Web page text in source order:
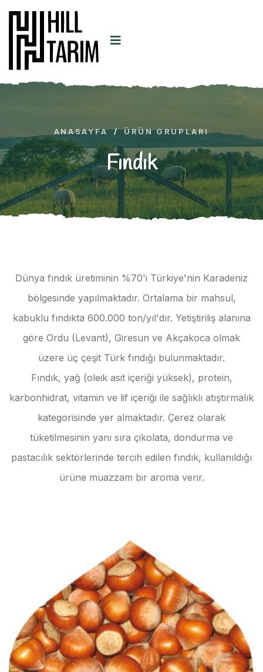
ANASAYFA / ÜRÜN GRUPLARI
Fındık
Dünya fındık üretiminin %70'i Türkiye'nin Karadeniz
bölgesinde yapılmaktadır. Ortalama bir mahsul,
kabuklu fındıkta 600.000 ton/yıl'dır. Yetiştiriliş alanına
göre Ordu (Levant), Giresun ve Akçakoca olmak
üzere üç çeşit Türk fındığı bulunmaktadır.
Fındık, yağ (oleik asit içeriği yüksek), protein,
karbonhidrat, vitamin ve lif içeriği ile sağlıklı atıştırmalık
kategorisinde yer almaktadır. Çerez olarak
tüketilmesinin yanı sıra çikolata, dondurma ve
pastacılık sektörlerinde tercih edilen fındık, kullanıldığı
ürüne muazzam bir aroma verir.